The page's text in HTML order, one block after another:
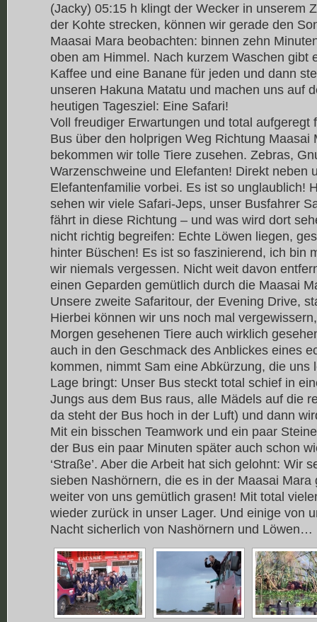
(Jacky) 05:15 h klingt der Wecker in unserem
der Kohte strecken, können wir gerade den
Maasai Mara beobachten: binnen zehn
oben am Himmel. Nach kurzem Waschen gibt
Kaffee und eine Banane für jeden und dann
unseren Hakuna Matatu und machen uns auf
heutigen Tagesziel: Eine Safari!
Voll freudiger Erwartungen und total aufgeregt
Bus über den holprigen Weg Richtung Maasai
bekommen wir tolle Tiere zusehen. Zebras,
Warzenschweine und Elefanten! Direkt neben
Elefantenfamilie vorbei. Es ist so unglaublich!
sehen wir viele Safari-Jeps, unser Busfahrer
fährt in diese Richtung – und was wird dort
nicht richtig begreifen: Echte Löwen liegen,
hinter Büschen! Es ist so faszinierend, ich bin
wir niemals vergessen. Nicht weit davon
einen Geparden gemütlich durch die Maasai
Unsere zweite Safaritour, der Evening Drive,
Hierbei können wir uns noch mal
Morgen gesehenen Tiere auch wirklich
auch in den Geschmack des Anblickes eines
kommen, nimmt Sam eine Abkürzung, die uns
Lage bringt: Unser Bus steckt total schief in
Jungs aus dem Bus raus, alle Mädels auf die
da steht der Bus hoch in der Luft) und dann
Mit ein bisschen Teamwork und ein paar
der Bus ein paar Minuten später auch schon
‘Straße’. Aber die Arbeit hat sich gelohnt: Wir
sieben Nashörnern, die es in der Maasai Mara
weiter von uns gemütlich grasen! Mit total
wieder zurück in unser Lager. Und einige von
Nacht sicherlich von Nashörnern und Löwen…